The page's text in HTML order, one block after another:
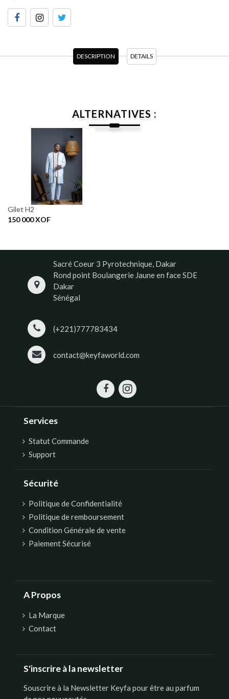
DESCRIPTION DETAILS
ALTERNATIVES :
Gilet H2
150 000XOF
Sacré Coeur 3 Pyrotechnique, Dakar
Rond point Boulangerie Jaune en face SDE
Dakar
Sénégal
(+221)777783434
contact@keyfaworld.com
Services
Statut Commande
Support
Sécurité
Politique de Confidentialité
Politique de remboursement
Condition Générale de vente
Paiement Sécurisé
A Propos
La Marque
Contact
S'inscrire à la newsletter
Souscrire à la Newsletter Keyfa pour être au parfum